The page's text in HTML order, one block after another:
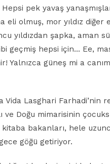
pek yavaş
eli olmuş, mor yıldız diğer
yıldızdan şapka, aman
geçmiş hepsi için… Ee,
Yalnızca güneş mi a
Vida Lasghari Farhadi’nin
ve Doğu mimarisinin
bakanları, hele
göğü getiriyor.